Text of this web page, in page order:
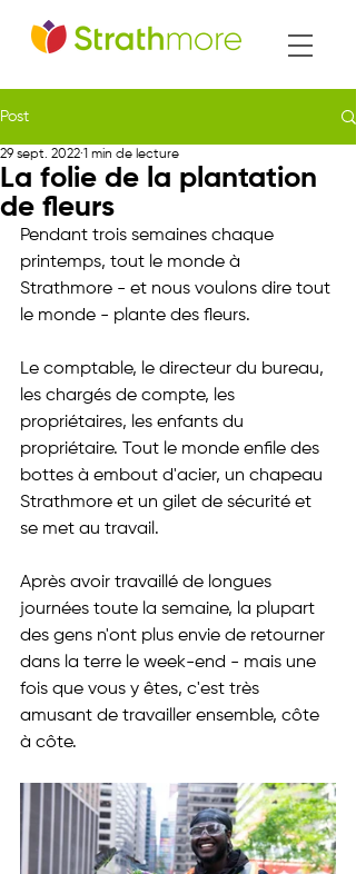
Post
La folie de la plantation
de fleurs
29 sept. 2022 1 min de lecture
Pendant trois semaines chaque
printemps, tout le monde à
Strathmore - et nous voulons dire tout
le monde - plante des fleurs.
Le comptable, le directeur du bureau,
les chargés de compte, les
propriétaires, les enfants du
propriétaire. Tout le monde enfile des
bottes à embout d'acier, un chapeau
Strathmore et un gilet de sécurité et
se met au travail.
Après avoir travaillé de longues
journées toute la semaine, la plupart
des gens n'ont plus envie de retourner
dans la terre le week-end - mais une
fois que vous y êtes, c'est très
amusant de travailler ensemble, côte
à côte.